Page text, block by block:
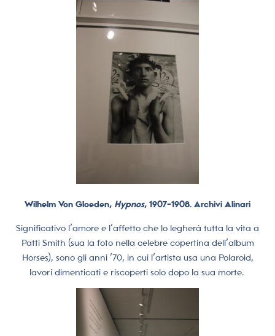
Wilhelm Von Gloeden, Hypnos, 1907-1908. Archivi Alinari
Significativo l’amore e l’affetto che lo legherà tutta la vita a
Patti Smith (sua la foto nella celebre copertina dell’album
Horses), sono gli anni ’70, in cui l’artista usa una Polaroid,
lavori dimenticati e riscoperti solo dopo la sua morte.